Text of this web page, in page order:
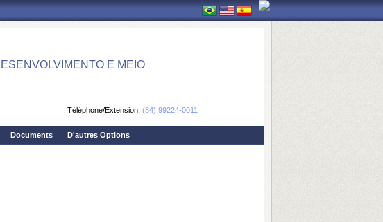
E MEIO
Téléphone/Extension: (84) 99224-0011
Documents D'autres Options